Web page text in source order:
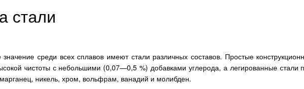
стали
среди всех сплавов имеют стали различных составов. Простые
чистоты с небольшими (0,07—0,5 %) добавками углерода, а легированные стали
никель, хром, вольфрам, ванадий и молибден.